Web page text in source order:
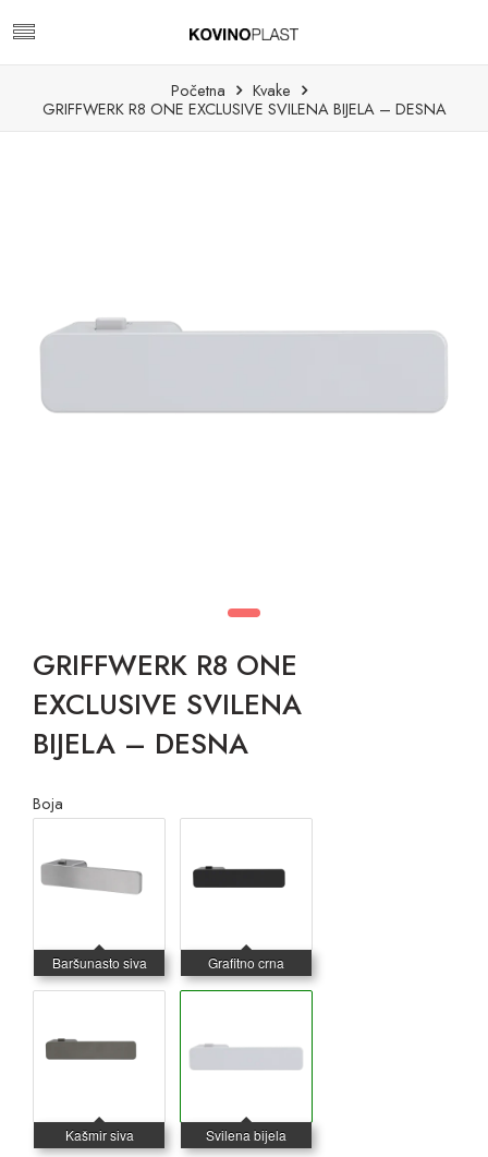
Početna
Kvake
GRIFFWERK R8 ONE EXCLUSIVE SVILENA BIJELA – DESNA
GRIFFWERK R8 ONE
EXCLUSIVE SVILENA
BIJELA – DESNA
Boja